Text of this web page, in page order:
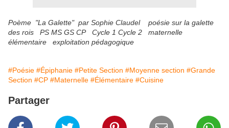
Poème "La Galette" par Sophie Claudel poésie sur la galette
des rois PS MS GS CP Cycle 1 Cycle 2 maternelle
élémentaire exploitation pédagogique
#Poésie #Épiphanie #Petite Section #Moyenne section #Grande
Section #CP #Maternelle #Élémentaire #Cuisine
Partager